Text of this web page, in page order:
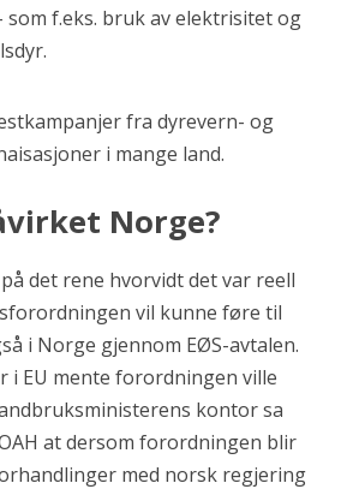
som f.eks. bruk av elektrisitet og
fra dyrevern- og
i mange land.
Norge?
det rene hvorvidt det var reell
vil kunne føre til
i Norge gjennom EØS-avtalen.
i EU mente forordningen ville
kontor sa
at dersom forordningen blir
med norsk regjering